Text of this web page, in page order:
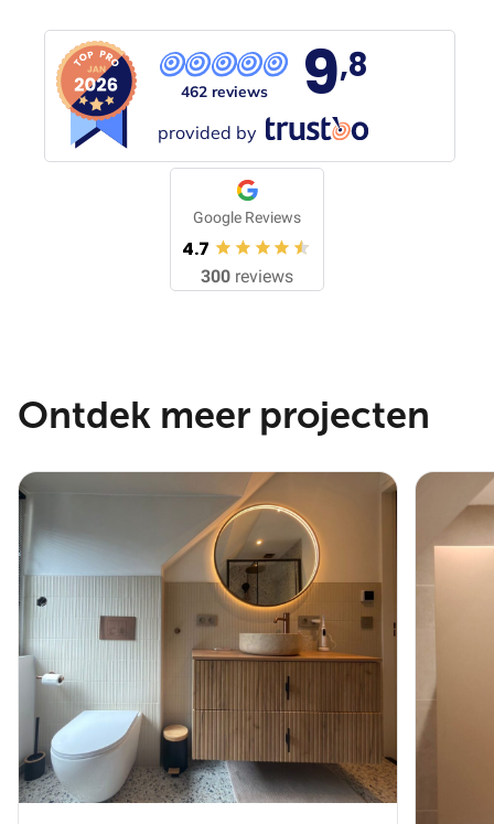
462 reviews 9,8
provided by
Google Reviews
4.7
300 reviews
Ontdek meer projecten